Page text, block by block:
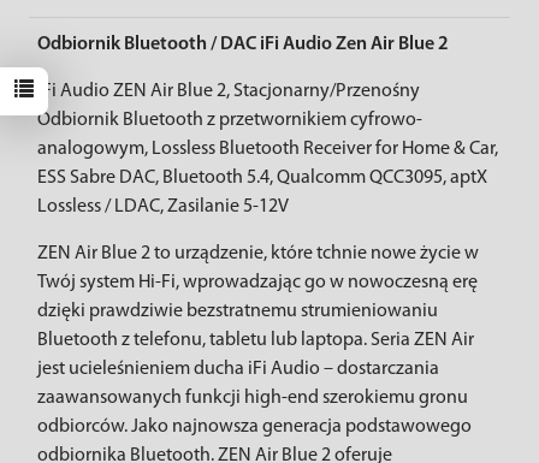
Odbiornik Bluetooth / DAC iFi Audio Zen Air Blue 2
iFi Audio ZEN Air Blue 2, Stacjonarny/Przenośny
Odbiornik Bluetooth z przetwornikiem cyfrowo-
analogowym, Lossless Bluetooth Receiver for Home & Car,
ESS Sabre DAC, Bluetooth 5.4, Qualcomm QCC3095, aptX
Lossless / LDAC, Zasilanie 5-12V
ZEN Air Blue 2 to urządzenie, które tchnie nowe życie w
Twój system Hi-Fi, wprowadzając go w nowoczesną erę
dzięki prawdziwie bezstratnemu strumieniowaniu
Bluetooth z telefonu, tabletu lub laptopa. Seria ZEN Air
jest ucieleśnieniem ducha iFi Audio – dostarczania
zaawansowanych funkcji high-end szerokiemu gronu
odbiorców. Jako najnowsza generacja podstawowego
odbiornika Bluetooth. ZEN Air Blue 2 oferuje